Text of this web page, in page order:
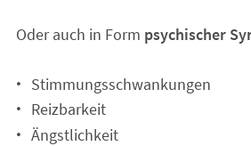
Oder auch in Form psychischer
Stimmungsschwankungen
Reizbarkeit
Ängstlichkeit